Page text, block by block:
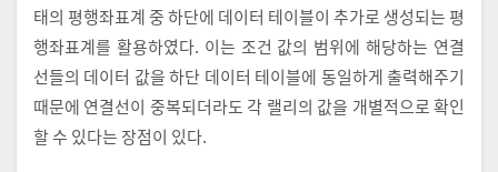
태의 평행좌표계 중 하단에 데이터 테이블이 추가로 생성되는 평
행좌표계를 활용하였다. 이는 조건 값의 범위에 해당하는 연결
선들의 데이터 값을 하단 데이터 테이블에 동일하게 출력해주기
때문에 연결선이 중복되더라도 각 랠리의 값을 개별적으로 확인
할 수 있다는 장점이 있다.